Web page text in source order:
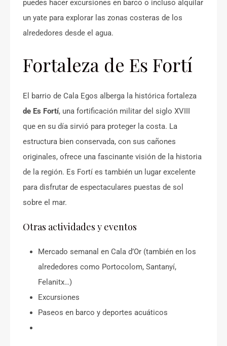
puedes hacer excursiones en barco o incluso alquilar
un yate para explorar las zonas costeras de los
alrededores desde el agua.
Fortaleza de Es Fortí
El barrio de Cala Egos alberga la histórica fortaleza
de Es Fortí, una fortificación militar del siglo XVIII
que en su día sirvió para proteger la costa. La
estructura bien conservada, con sus cañones
originales, ofrece una fascinante visión de la historia
de la región. Es Fortí es también un lugar excelente
para disfrutar de espectaculares puestas de sol
sobre el mar.
Otras actividades y eventos
Mercado semanal en Cala d’Or (también en los
alrededores como Portocolom, Santanyí,
Felanitx…)
Excursiones
Paseos en barco y deportes acuáticos